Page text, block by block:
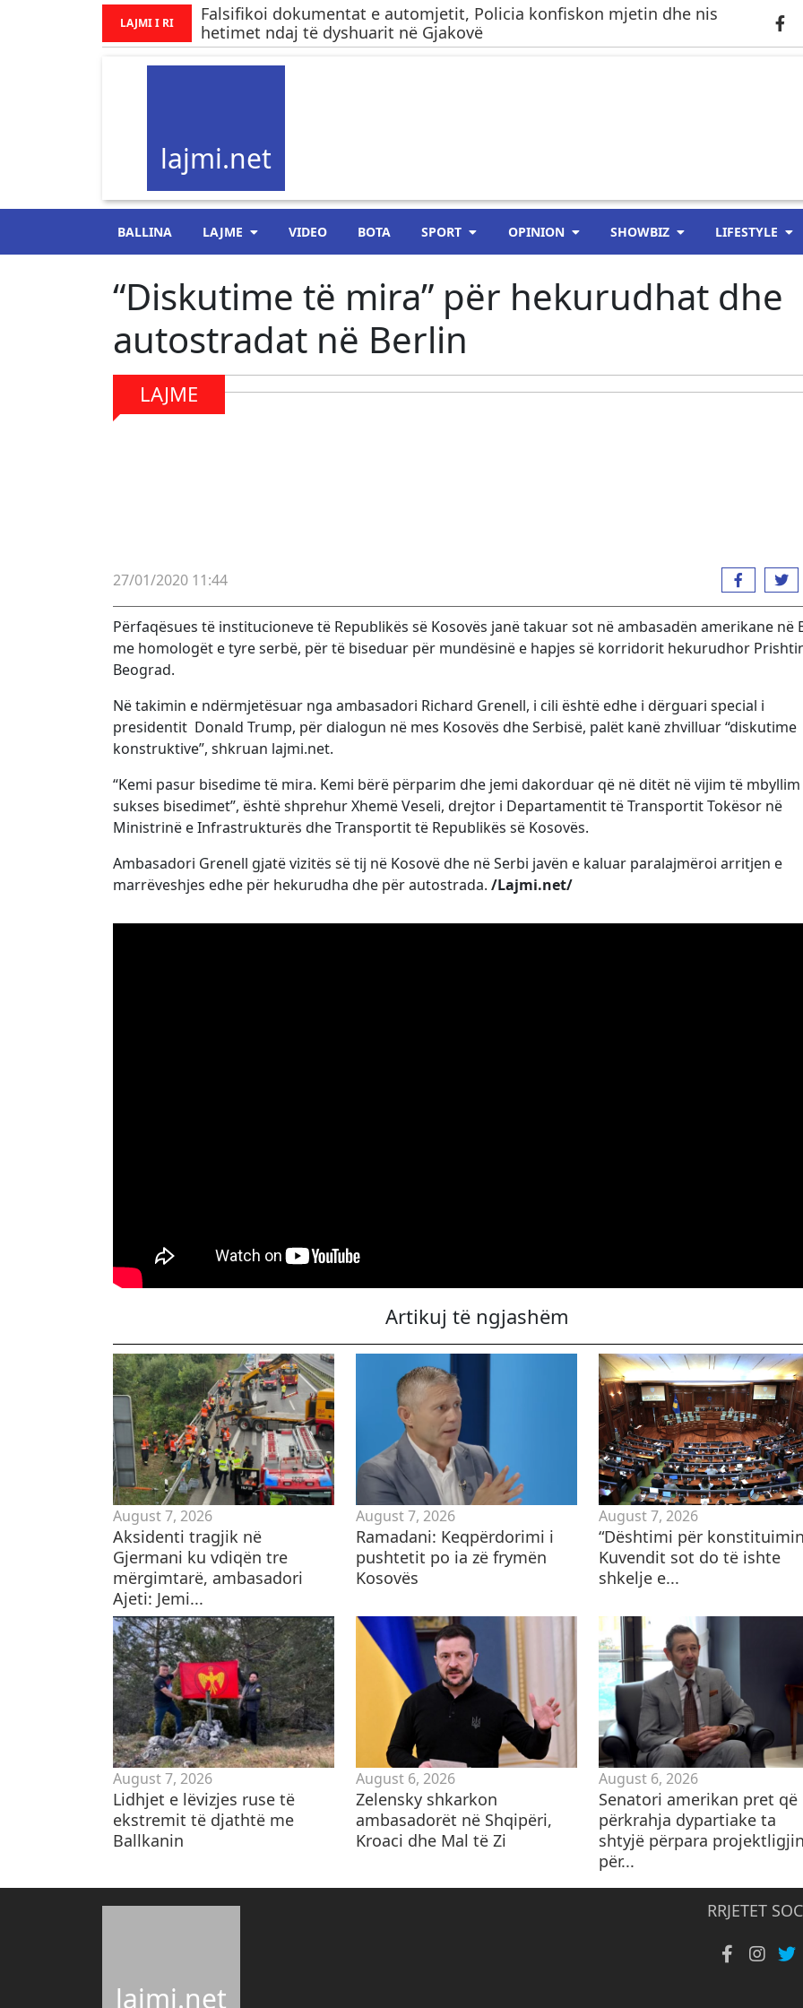
LAJMI I RI
Falsifikoi dokumentat e automjetit, Policia konfiskon mjetin dhe nis
hetimet ndaj të dyshuarit në Gjakovë
lajmi.net
BALLINA LAJME VIDEO BOTA SPORT OPINION SHOWBIZ LIFESTYLE
“Diskutime të mira” për hekurudhat dhe
autostradat në Berlin
LAJME
27/01/2020 11:44
Përfaqësues të institucioneve të Republikës së Kosovës janë takuar sot në ambasadën amerikane në
me homologët e tyre serbë, për të biseduar për mundësinë e hapjes së korridorit hekurudhor
Beograd.
Në takimin e ndërmjetësuar nga ambasadori Richard Grenell, i cili është edhe i dërguari special i
presidentit Donald Trump, për dialogun në mes Kosovës dhe Serbisë, palët kanë zhvilluar “diskutime
konstruktive”, shkruan lajmi.net.
“Kemi pasur bisedime të mira. Kemi bërë përparim dhe jemi dakorduar që në ditët në vijim të
sukses bisedimet”, është shprehur Xhemë Veseli, drejtor i Departamentit të Transportit Tokësor në
Ministrinë e Infrastrukturës dhe Transportit të Republikës së Kosovës.
Ambasadori Grenell gjatë vizitës së tij në Kosovë dhe në Serbi javën e kaluar paralajmëroi arritjen e
marrëveshjes edhe për hekurudha dhe për autostrada. /Lajmi.net/
Artikuj të ngjashëm
August 7, 2026
Aksidenti tragjik në
Gjermani ku vdiqën tre
mërgimtarë, ambasadori
Ajeti: Jemi...
August 7, 2026
Ramadani: Keqpërdorimi i
pushtetit po ia zë frymën
Kosovës
August 7, 2026
​“Dështimi për
Kuvendit sot do të ishte
shkelje e...
August 7, 2026
Lidhjet e lëvizjes ruse të
ekstremit të djathtë me
Ballkanin
August 6, 2026
Zelensky shkarkon
ambasadorët në Shqipëri,
Kroaci dhe Mal të Zi
August 6, 2026
Senatori amerikan pret që
përkrahja dypartiake ta
shtyjë përpara
për...
lajmi.net
RRJETET